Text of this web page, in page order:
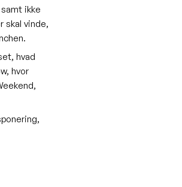
ikke
skal vinde,
hvad
hvor